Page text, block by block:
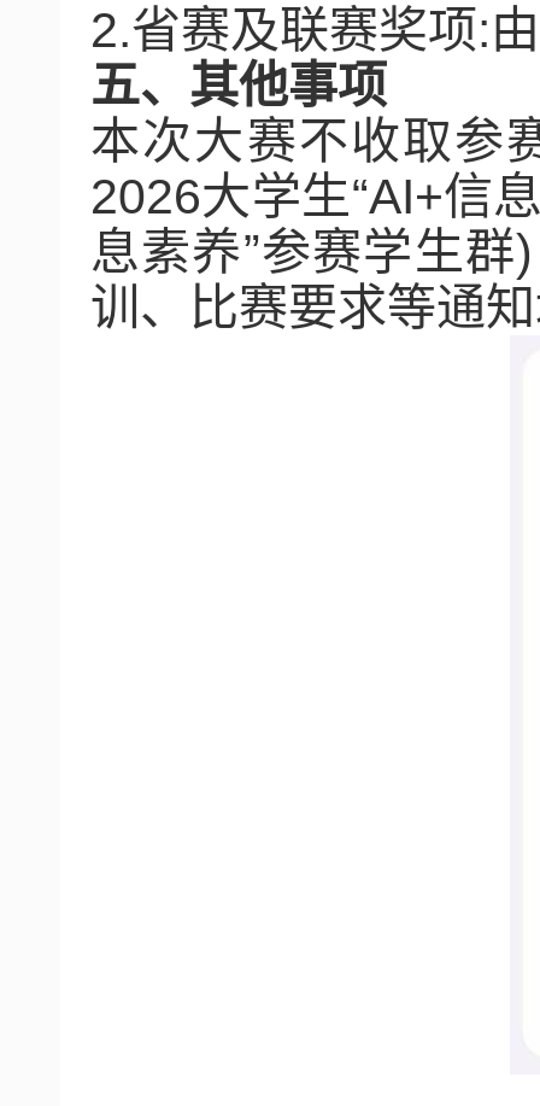
2.省赛及联赛奖项:
五、其他事项
本次大赛不收取参
2026大学生“AI+信
息素养”参赛学生群)
训、比赛要求等通